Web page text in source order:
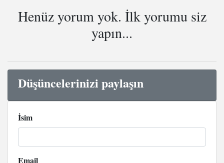
Henüz yorum yok. İlk yorumu siz
yapın...
Düşüncelerinizi paylaşın
İsim
Email